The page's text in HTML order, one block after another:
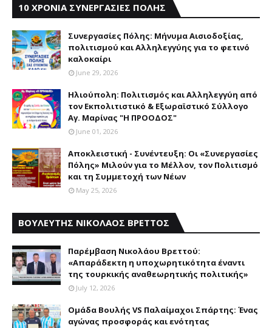
10 ΧΡΟΝΙΑ ΣΥΝΕΡΓΑΣΙΕΣ ΠΟΛΗΣ
Συνεργασίες Πόλης: Mήνυμα Aισιοδοξίας,
πολιτισμού και Aλληλεγγύης για το φετινό
καλοκαίρι
June 29, 2026
Ηλιούπολη: Πολιτισμός και Aλληλεγγύη από
τον Εκπολιτιστικό & Εξωραϊστικό Σύλλογο
Αγ. Μαρίνας "Η ΠΡΟΟΔΟΣ"
June 01, 2026
Αποκλειστική - Συνέντευξη: Οι «Συνεργασίες
Πόλης» Μιλούν για το Μέλλον, τον Πολιτισμό
και τη Συμμετοχή των Νέων
May 25, 2026
ΒΟΥΛΕΥΤΗΣ ΝΙΚΟΛΑΟΣ ΒΡΕΤΤΟΣ
Παρέμβαση Nικολάου Bρεττού:
«Aπαράδεκτη η υποχωρητικότητα έναντι
της τουρκικής αναθεωρητικής πολιτικής»
July 12, 2026
Ομάδα Βουλής VS Παλαίμαχοι Σπάρτης: Ένας
αγώνας προσφοράς και ενότητας